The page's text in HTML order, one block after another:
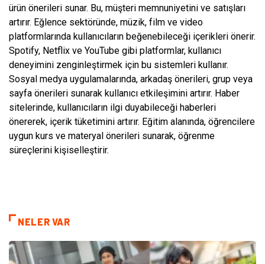
ürün önerileri sunar. Bu, müşteri memnuniyetini ve satışları
artırır. Eğlence sektöründe, müzik, film ve video
platformlarında kullanıcıların beğenebileceği içerikleri önerir.
Spotify, Netflix ve YouTube gibi platformlar, kullanıcı
deneyimini zenginleştirmek için bu sistemleri kullanır.
Sosyal medya uygulamalarında, arkadaş önerileri, grup veya
sayfa önerileri sunarak kullanıcı etkileşimini artırır. Haber
sitelerinde, kullanıcıların ilgi duyabileceği haberleri
önererek, içerik tüketimini artırır. Eğitim alanında, öğrencilere
uygun kurs ve materyal önerileri sunarak, öğrenme
süreçlerini kişiselleştirir.
NELER VAR